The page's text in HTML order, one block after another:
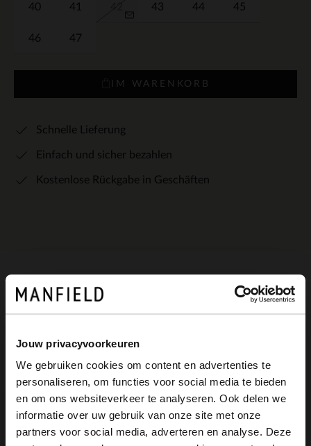
Jouw privacyvoorkeuren
We gebruiken cookies om content en advertenties te
personaliseren, om functies voor social media te bieden
en om ons websiteverkeer te analyseren. Ook delen we
informatie over uw gebruik van onze site met onze
partners voor social media, adverteren en analyse. Deze
40 41 43 44 45
46 47
IM WARENKORB
Schnelle Lieferung
Einfach und sicher bezahlen
Kostenlose Rückgabe in Geschäften
Produktbeschreibung
Cognacfarbene Schnürboots der Marke
Van Lier. Die Boots haben blaue
Schnürsenkel und ein Markenemblem auf
der Lasche. Die Schuhe sind aus
×
View this website in English?
It looks like your language isn't Dutch. Would